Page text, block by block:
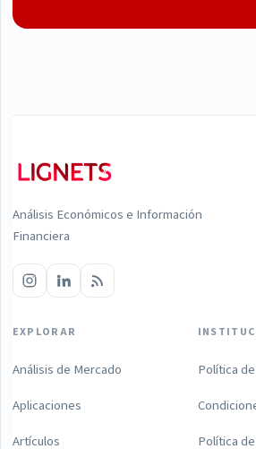
Análisis Económicos e Información
Financiera
EXPLORAR
Análisis de Mercado
Aplicaciones
Artículos
Política
Política